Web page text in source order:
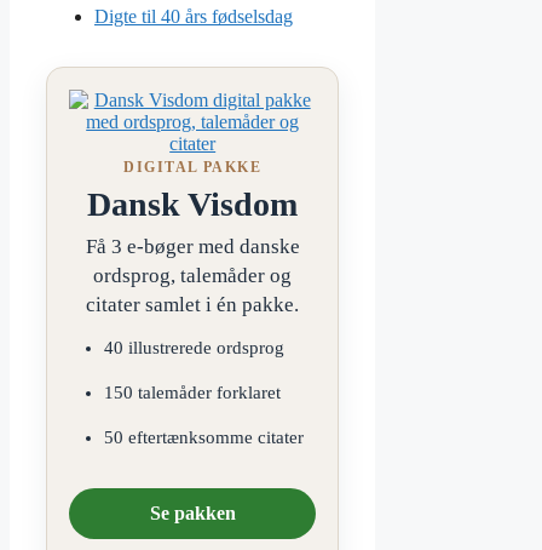
Digte til 40 års fødselsdag
DIGITAL PAKKE
Dansk Visdom
Få 3 e-bøger med danske
ordsprog, talemåder og
citater samlet i én pakke.
40 illustrerede ordsprog
150 talemåder forklaret
50 eftertænksomme citater
Se pakken